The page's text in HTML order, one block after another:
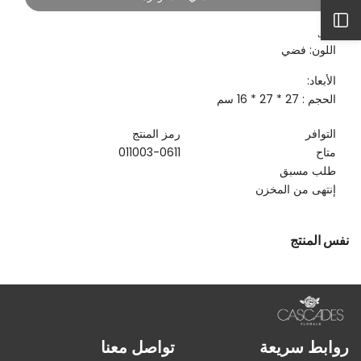
الشريط
الجانبي
وصف
اللون: فضي
الأبعاد:
الحجم : 27 * 27 * 16 سم
التوافر
متاح
طلب مسبق
إنتهى من المخزن
رمز المنتج
011003-0611
نفس المنتج
روابط سريعة تواصل معنا